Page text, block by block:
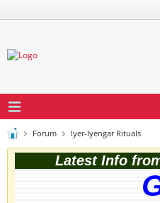
Forum Iyer-Iyengar Rituals
Latest Info